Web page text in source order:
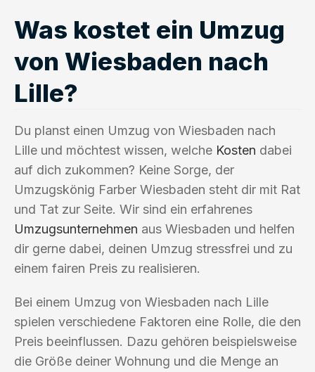
Was kostet ein Umzug
von Wiesbaden nach
Lille?
Du planst einen Umzug von Wiesbaden nach
Lille und möchtest wissen, welche Kosten dabei
auf dich zukommen? Keine Sorge, der
Umzugskönig Farber Wiesbaden steht dir mit Rat
und Tat zur Seite. Wir sind ein erfahrenes
Umzugsunternehmen aus Wiesbaden und helfen
dir gerne dabei, deinen Umzug stressfrei und zu
einem fairen Preis zu realisieren.
Bei einem Umzug von Wiesbaden nach Lille
spielen verschiedene Faktoren eine Rolle, die den
Preis beeinflussen. Dazu gehören beispielsweise
die Größe deiner Wohnung und die Menge an